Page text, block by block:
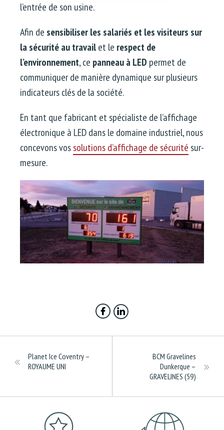
l’entrée de son usine.
Afin de sensibiliser les salariés et les visiteurs sur
la sécurité au travailet le respect de
l’environnement, ce panneau à LED permet de
communiquer de manière dynamique sur plusieurs
indicateurs clés de la société.
En tant que fabricant et spécialiste de l’affichage
électronique à LED dans le domaine industriel, nous
concevons vossolutions d’affichage de sécurité sur-
mesure.
Planet Ice Coventry –
ROYAUME UNI
BCM Gravelines
Dunkerque –
GRAVELINES (59)